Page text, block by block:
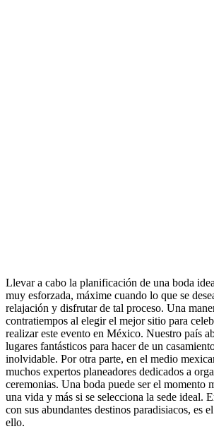
Llevar a cabo la planificación de una boda
muy esforzada, máxime cuando lo que se
relajación y disfrutar de tal proceso. Una
contratiempos al elegir el mejor sitio para
realizar este evento en México. Nuestro país
lugares fantásticos para hacer de un
inolvidable. Por otra parte, en el medio
muchos expertos planeadores dedicados a
ceremonias. Una boda puede ser el momento
una vida y más si se selecciona la sede ideal.
con sus abundantes destinos paradisiacos, es
ello.